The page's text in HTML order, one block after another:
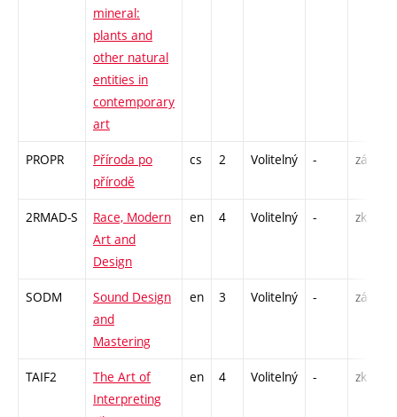
mineral:
plants and
other natural
entities in
contemporary
art
PROPR
Příroda po
přírodě
cs 2 Volitelný - zá
2RMAD-S
Race, Modern
Art and
Design
en 4 Volitelný - zk
SODM
Sound Design
and
Mastering
en 3 Volitelný - zá
TAIF2
The Art of
Interpreting
en 4 Volitelný - zk